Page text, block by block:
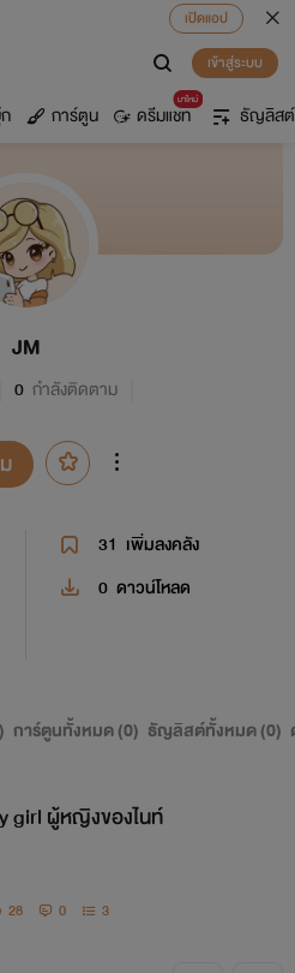
เปิดแอป
เข้าสู่ระบบ
การ์ตูน
มาใหม่
ดรีมแชท ธัญลิสต์
JM
0 กำลังติดตาม
31 เพิ่มลงคลัง
0 ดาวน์โหลด
การ์ตูนทั้งหมด (0) ธัญลิสต์ทั้งหมด (0)
girl ผู้หญิงของไนท์
28 0 3